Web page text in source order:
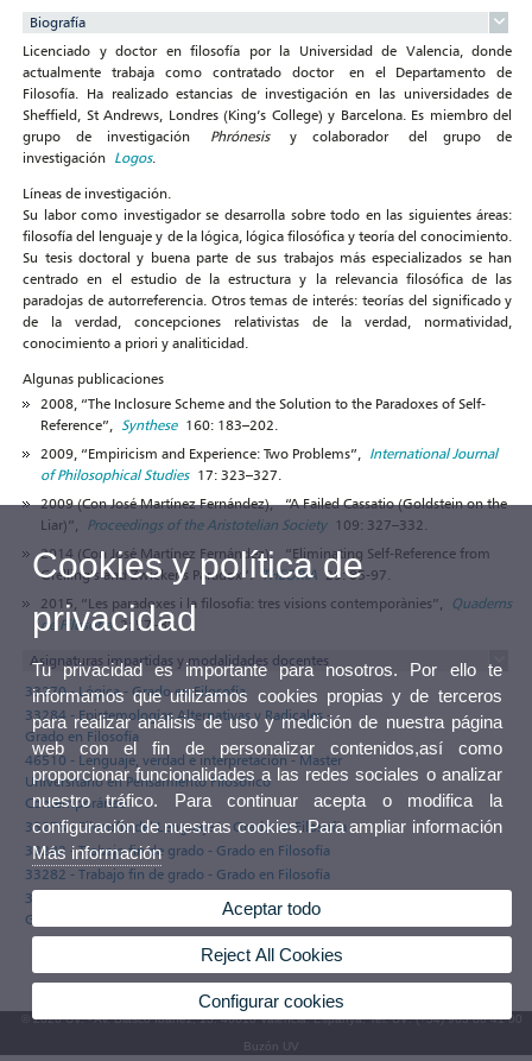
Biografía
Licenciado y doctor en filosofía por la Universidad de Valencia, donde
actualmente trabaja como contratado doctor en el Departamento de
Filosofía. Ha realizado estancias de investigación en las universidades de
Sheffield, St Andrews, Londres (King’s College) y Barcelona. Es miembro del
grupo de investigación Phrónesisy colaborador del grupo de
investigación Logos.
Líneas de investigación.
Su labor como investigador se desarrolla sobre todo en las siguientes áreas:
filosofía del lenguaje y de la lógica, lógica filosófica y teoría del conocimiento.
Su tesis doctoral y buena parte de sus trabajos más especializados se han
centrado en el estudio de la estructura y la relevancia filosófica de las
paradojas de autorreferencia. Otros temas de interés: teorías del significado y
de la verdad, concepciones relativistas de la verdad, normatividad,
conocimiento a priori y analiticidad.
Algunas publicaciones
2008, “The Inclosure Scheme and the Solution to the Paradoxes of Self-
Reference”, Synthese160: 183–202.
2009, “Empiricism and Experience: Two Problems”, International Journal
of Philosophical Studies17: 323–327.
2009 (Con José Martínez Fernández), “A Failed Cassatio (Goldstein on the
Liar)”, Proceedings of the Aristotelian Society109: 327–332.
2014 (Con José Martínez Fernández), “Eliminating Self-Reference from
Grelling’s and Zwicker’s Paradox”.THEORIA 29: 85-97.
2015, “Les paradoxes i la filosofia: tres visions contemporànies”, Quaderns
de Filosofia2: 57–88.
Asignaturas impartidas y modalidades docentes
33270 - Lógica - Grado en Filosofía
33284 - Epistemologías Alternativas y Radicales -
Grado en Filosofía
46510 - Lenguaje, verdad e interpretación - Master
Universitario en Pensamiento Filosófico
Contemporáneo
33278 - Filosofía del Lenguaje I - Grado en Filosofía
33282 - Trabajo fin de grado - Grado en Filosofía
33282 - Trabajo fin de grado - Grado en Filosofía
33284 - Epistemologías Alternativas y Radicales -
Grado en Filosofía
© 2026 UV. - Av. Blasco Ibáñez, 13. 46010 València. Espanya. Tel. UV: (+34) 963 86 41 00
Buzón UV
Cookies y política de
privacidad
Tu privacidad es importante para nosotros. Por ello te
informamos que utilizamos cookies propias y de terceros
para realizar análisis de uso y medición de nuestra página
web con el fin de personalizar contenidos,así como
proporcionar funcionalidades a las redes sociales o analizar
nuestro tráfico. Para continuar acepta o modifica la
configuración de nuestras cookies. Para ampliar información
Más información
Aceptar todo
Reject All Cookies
Configurar cookies